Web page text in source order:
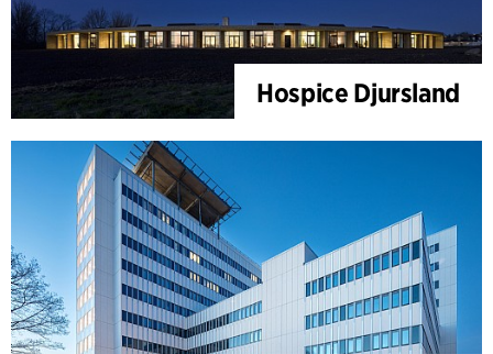
Hospice Djursland